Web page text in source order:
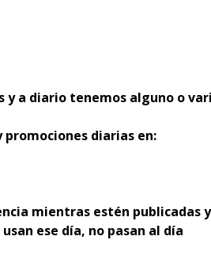
y a diario tenemos alguno o
diarias en:
mientras estén publicadas y
ese día, no pasan al día